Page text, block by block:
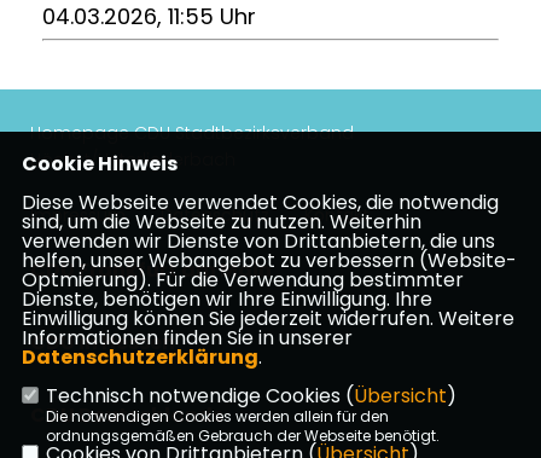
04.03.2026, 11:55 Uhr
Homepage CDU Stadtbezirksverband
Höchst/Unterliederbach
Impressum Datenschutz Kontakt
CDU Frankfurt am Main
CDU in Hessen
CDU Deutschlands
Cookie Hinweis
Diese Webseite verwendet Cookies, die notwendig
sind, um die Webseite zu nutzen. Weiterhin
verwenden wir Dienste von Drittanbietern, die uns
helfen, unser Webangebot zu verbessern (Website-
Optmierung). Für die Verwendung bestimmter
Dienste, benötigen wir Ihre Einwilligung. Ihre
Einwilligung können Sie jederzeit widerrufen. Weitere
Informationen finden Sie in unserer
Datenschutzerklärung.
Technisch notwendige Cookies (Übersicht)
Die notwendigen Cookies werden allein für den
ordnungsgemäßen Gebrauch der Webseite benötigt.